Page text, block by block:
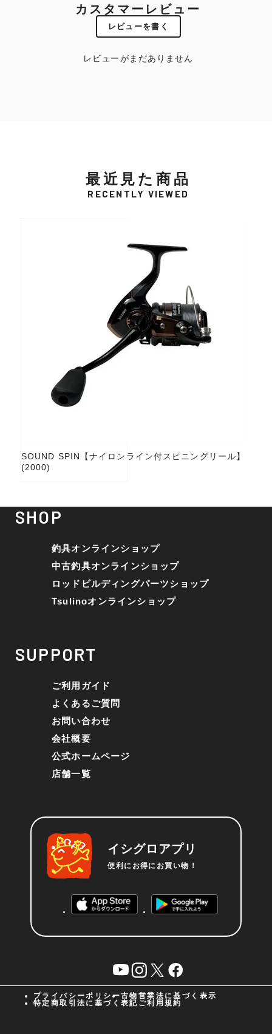
カスタマーレビュー
レビューを書く
レビューがまだありません
最近見た商品
RECENTLY VIEWED
SOUND SPIN【ナイロンライン付スピニングリール】
(2000)
SHOP
釣具オンラインショップ
中古釣具オンラインショップ
ロッドビルディングパーツショップ
Tsulinoオンラインショップ
SUPPORT
ご利用ガイド
よくあるご質問
お問い合わせ
会社概要
公式ホームページ
店舗一覧
イシグロアプリ
便利にお得にお買い物！
YouTubeinstagram
X facebook
プライバシーポリシー古物営業法に基づく表示
特定商取引法に基づく表記 ご利用規約